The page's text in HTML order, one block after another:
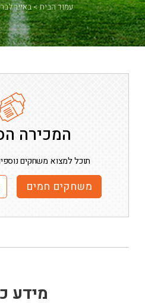
באייר עמוד הבית
המכירה
תוכל למצוא משחקים
משחקים חמים
מידע